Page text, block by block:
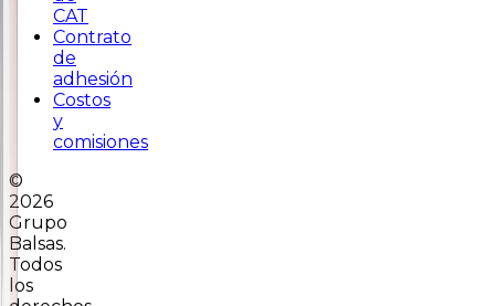
CAT
Contrato
de
adhesión
Costos
y
comisiones
©
2026
Grupo
Balsas.
Todos
los